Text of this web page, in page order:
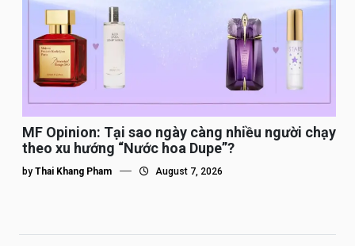
MF Opinion: Tại sao ngày càng nhiều người chạy
theo xu hướng “Nước hoa Dupe”?
by Thai Khang Pham August 7, 2026